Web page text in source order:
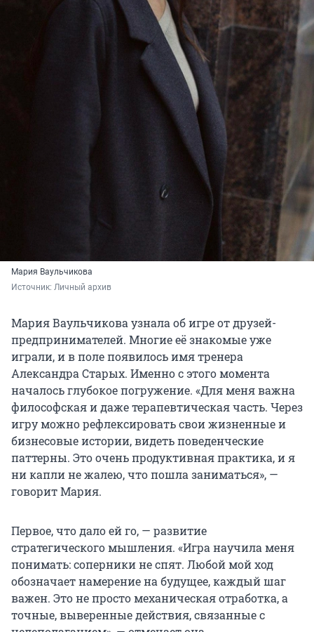
Мария Ваульчикова
Источник: Личный архив
Мария Ваульчикова узнала об игре от друзей-
предпринимателей. Многие её знакомые уже
играли, и в поле появилось имя тренера
Александра Старых. Именно с этого момента
началось глубокое погружение. «Для меня важна
философская и даже терапевтическая часть. Через
игру можно рефлексировать свои жизненные и
бизнесовые истории, видеть поведенческие
паттерны. Это очень продуктивная практика, и я
ни капли не жалею, что пошла заниматься», —
говорит Мария.
Первое, что дало ей го, — развитие
стратегического мышления. «Игра научила меня
понимать: соперники не спят. Любой мой ход
обозначает намерение на будущее, каждый шаг
важен. Это не просто механическая отработка, а
точные, выверенные действия, связанные с